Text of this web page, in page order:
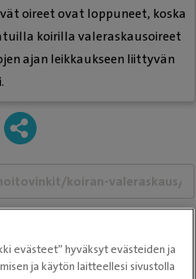
oireet ovat loppuneet, koska
koirilla valeraskausoireet
ajan leikkaukseen liittyvän
-
Koira Valeraskaus
evästeet” hyväksyt evästeiden ja
ja käytön laitteellesi sivustolla